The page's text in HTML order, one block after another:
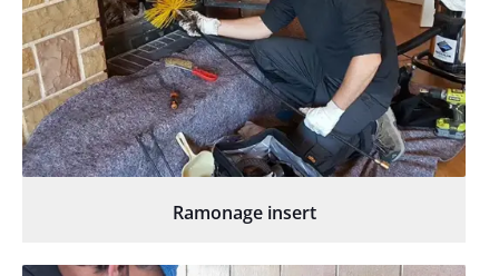
Ramonage insert